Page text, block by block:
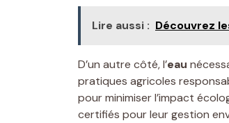
Lire aussi : Découvrez
D’un autre côté, l’eau
pratiques agricoles
pour minimiser l’impact
certifiés pour leur gestion